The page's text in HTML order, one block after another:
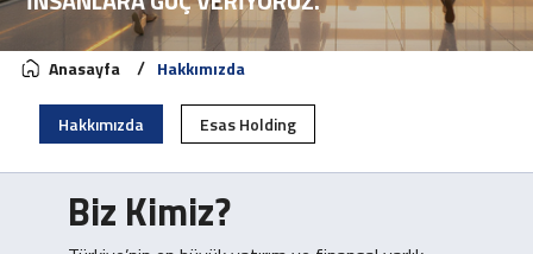
Anasayfa Hakkımızda
Hakkımızda Esas Holding
Biz Kimiz?